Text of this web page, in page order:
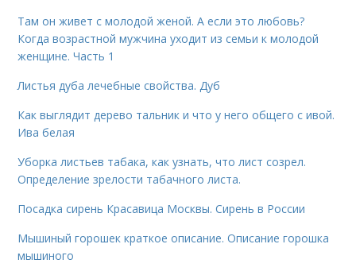
Там он живет с молодой женой. А если это любовь?
Когда возрастной мужчина уходит из семьи к молодой
женщине. Часть 1
Листья дуба лечебные свойства. Дуб
Как выглядит дерево тальник и что у него общего с ивой.
Ива белая
Уборка листьев табака, как узнать, что лист созрел.
Определение зрелости табачного листа.
Посадка сирень Красавица Москвы. Сирень в России
Мышиный горошек краткое описание. Описание горошка
мышиного